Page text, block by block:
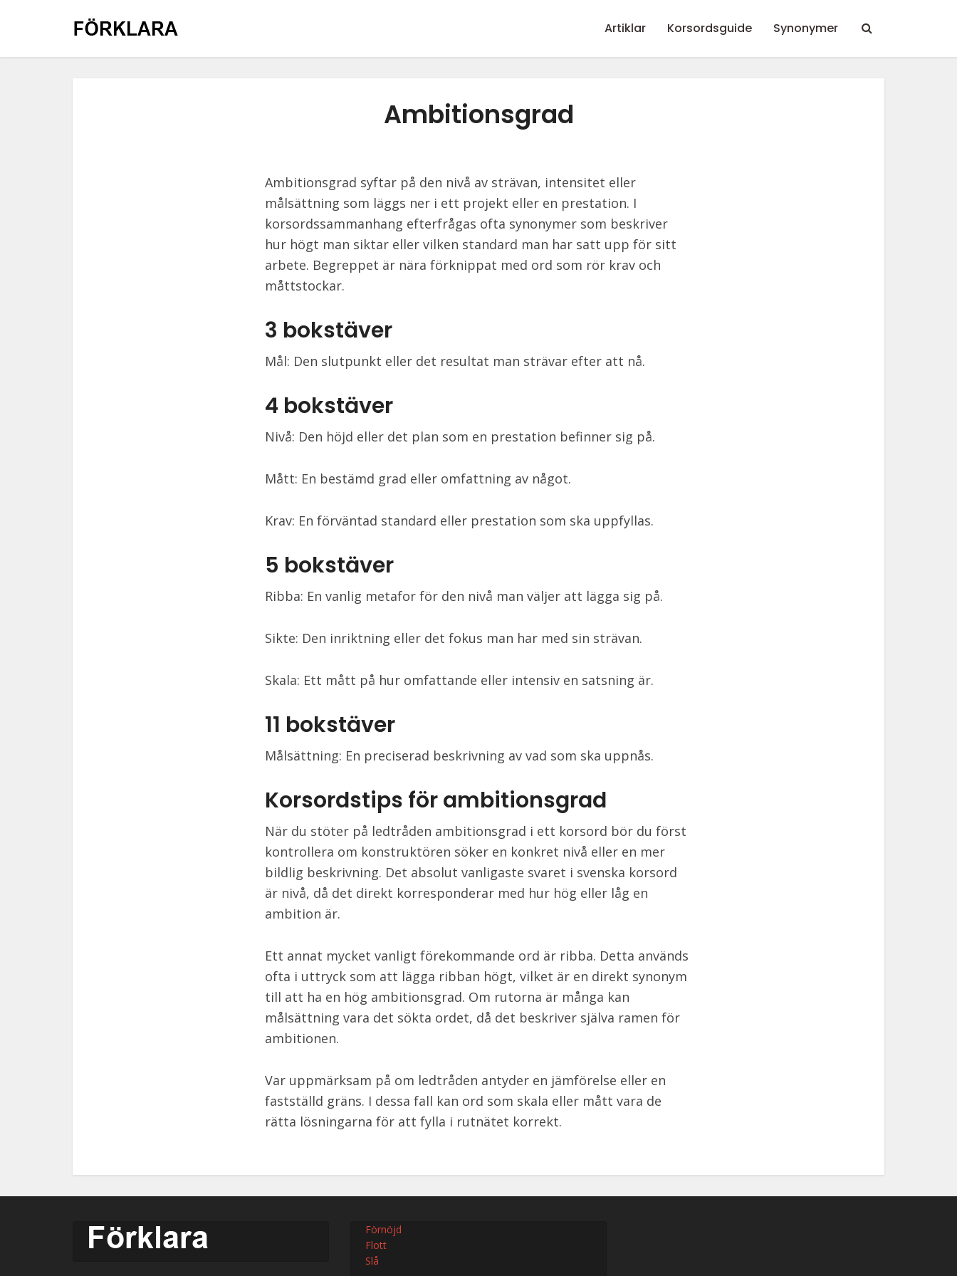
Artiklar Korsordsguide Synonymer
Ambitionsgrad
Ambitionsgrad syftar på den nivå av strävan, intensitet eller
målsättning som läggs ner i ett projekt eller en prestation. I
korsordssammanhang efterfrågas ofta synonymer som beskriver
hur högt man siktar eller vilken standard man har satt upp för sitt
arbete. Begreppet är nära förknippat med ord som rör krav och
måttstockar.
3 bokstäver
Mål: Den slutpunkt eller det resultat man strävar efter att nå.
4 bokstäver
Nivå: Den höjd eller det plan som en prestation befinner sig på.
Mått: En bestämd grad eller omfattning av något.
Krav: En förväntad standard eller prestation som ska uppfyllas.
5 bokstäver
Ribba: En vanlig metafor för den nivå man väljer att lägga sig på.
Sikte: Den inriktning eller det fokus man har med sin strävan.
Skala: Ett mått på hur omfattande eller intensiv en satsning är.
11 bokstäver
Målsättning: En preciserad beskrivning av vad som ska uppnås.
Korsordstips för ambitionsgrad
När du stöter på ledtråden ambitionsgrad i ett korsord bör du först
kontrollera om konstruktören söker en konkret nivå eller en mer
bildlig beskrivning. Det absolut vanligaste svaret i svenska korsord
är nivå, då det direkt korresponderar med hur hög eller låg en
ambition är.
Ett annat mycket vanligt förekommande ord är ribba. Detta används
ofta i uttryck som att lägga ribban högt, vilket är en direkt synonym
till att ha en hög ambitionsgrad. Om rutorna är många kan
målsättning vara det sökta ordet, då det beskriver själva ramen för
ambitionen.
Var uppmärksam på om ledtråden antyder en jämförelse eller en
fastställd gräns. I dessa fall kan ord som skala eller mått vara de
rätta lösningarna för att fylla i rutnätet korrekt.
Förnöjd
Flott
Slå